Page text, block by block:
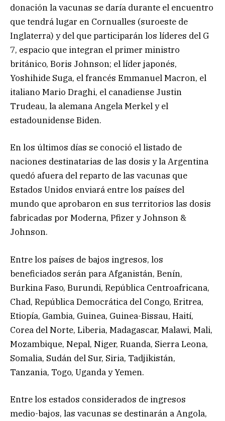
donación la vacunas se daría durante el encuentro
que tendrá lugar en Cornualles (suroeste de
Inglaterra) y del que participarán los líderes del G
7, espacio que integran el primer ministro
británico, Boris Johnson; el líder japonés,
Yoshihide Suga, el francés Emmanuel Macron, el
italiano Mario Draghi, el canadiense Justin
Trudeau, la alemana Angela Merkel y el
estadounidense Biden.
En los últimos días se conoció el listado de
naciones destinatarias de las dosis y la Argentina
quedó afuera del reparto de las vacunas que
Estados Unidos enviará entre los países del
mundo que aprobaron en sus territorios las dosis
fabricadas por Moderna, Pfizer y Johnson &
Johnson.
Entre los países de bajos ingresos, los
beneficiados serán para Afganistán, Benín,
Burkina Faso, Burundi, República Centroafricana,
Chad, República Democrática del Congo, Eritrea,
Etiopía, Gambia, Guinea, Guinea-Bissau, Haití,
Corea del Norte, Liberia, Madagascar, Malawi, Mali,
Mozambique, Nepal, Niger, Ruanda, Sierra Leona,
Somalia, Sudán del Sur, Siria, Tadjikistán,
Tanzania, Togo, Uganda y Yemen.
Entre los estados considerados de ingresos
medio-bajos, las vacunas se destinarán a Angola,